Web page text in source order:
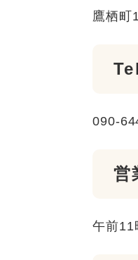
鷹栖町
Tel
090-
営
午前11